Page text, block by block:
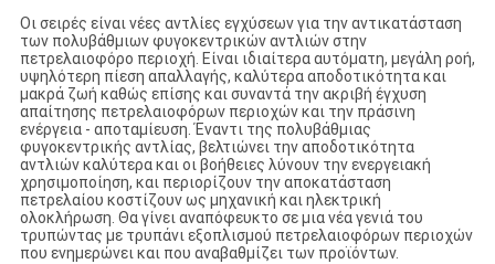
Οι σειρές είναι νέες αντλίες εγχύσεων για την αντικατάσταση
των πολυβάθμιων φυγοκεντρικών αντλιών στην
πετρελαιοφόρο περιοχή. Είναι ιδιαίτερα αυτόματη, μεγάλη ροή,
υψηλότερη πίεση απαλλαγής, καλύτερα αποδοτικότητα και
μακρά ζωή καθώς επίσης και συναντά την ακριβή έγχυση
απαίτησης πετρελαιοφόρων περιοχών και την πράσινη
ενέργεια - αποταμίευση. Έναντι της πολυβάθμιας
φυγοκεντρικής αντλίας, βελτιώνει την αποδοτικότητα
αντλιών καλύτερα και οι βοήθειες λύνουν την ενεργειακή
χρησιμοποίηση, και περιορίζουν την αποκατάσταση
πετρελαίου κοστίζουν ως μηχανική και ηλεκτρική
ολοκλήρωση. Θα γίνει αναπόφευκτο σε μια νέα γενιά του
τρυπώντας με τρυπάνι εξοπλισμού πετρελαιοφόρων περιοχών
που ενημερώνει και που αναβαθμίζει των προϊόντων.